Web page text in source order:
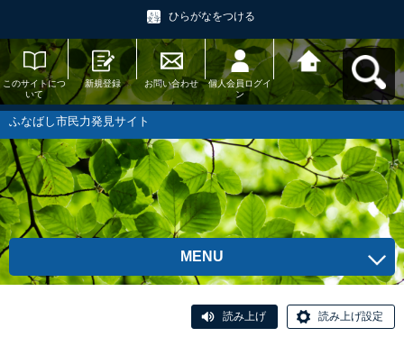
ひらがなをつける
このサイトにつ
いて
新規登録 お問い合わせ
個人会員ログイ
ン
ふなばし市民力
発見サイトへ戻
る
ふなばし市民力発見サイト
MENU
読み上げ 読み上げ設定